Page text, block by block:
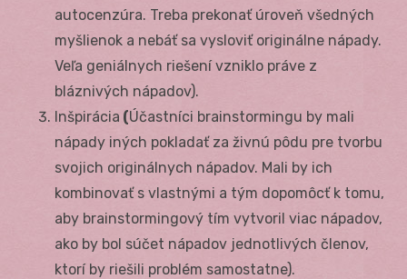
autocenzúra. Treba prekonať úroveň všedných
myšlienok a nebáť sa vysloviť originálne nápady.
Veľa geniálnych riešení vzniklo práve z
bláznivých nápadov).
Inšpirácia (Účastníci brainstormingu by mali
nápady iných pokladať za živnú pôdu pre tvorbu
svojich originálnych nápadov. Mali by ich
kombinovať s vlastnými a tým dopomôcť k tomu,
aby brainstormingový tím vytvoril viac nápadov,
ako by bol súčet nápadov jednotlivých členov,
ktorí by riešili problém samostatne).